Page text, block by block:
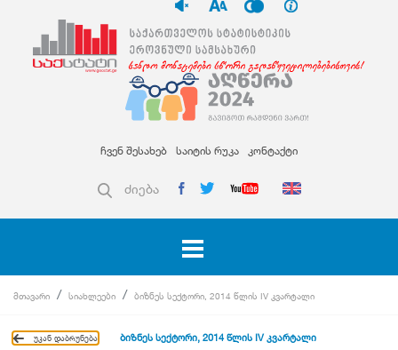
ჩვენ შესახებ საიტის რუკა კონტაქტი
ძიება
მთავარი სიახლეები ბიზნეს სექტორი, 2014 წლის IV კვარტალი
უკან დაბრუნება ბიზნეს სექტორი, 2014 წლის IV კვარტალი